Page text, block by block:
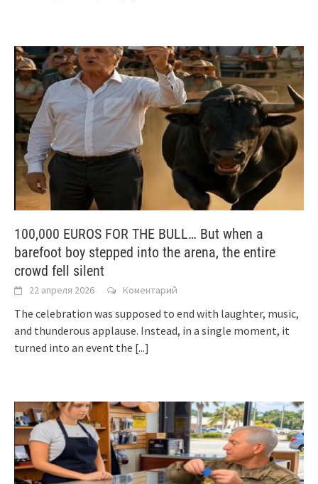
100,000 EUROS FOR THE BULL… But when a
barefoot boy stepped into the arena, the entire
crowd fell silent
22 апреля 2026 Коментарий
The celebration was supposed to end with laughter, music,
and thunderous applause. Instead, in a single moment, it
turned into an event the [...]